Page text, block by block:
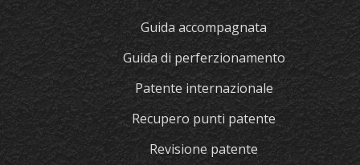
Guida accompagnata
Guida di perferzionamento
Patente internazionale
Recupero punti patente
Revisione patente